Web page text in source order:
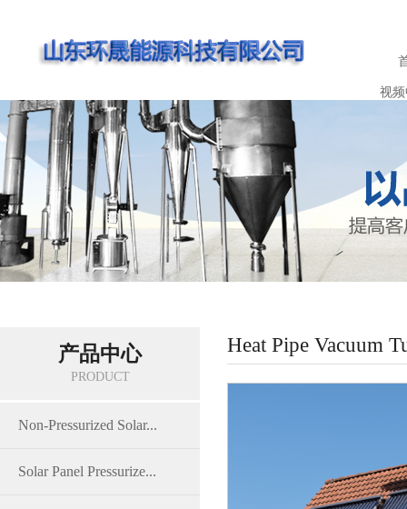
视
产品中心
PRODUCT
Non-Pressurized Solar...
Solar Panel Pressurize...
Heat Pipe Vacuum